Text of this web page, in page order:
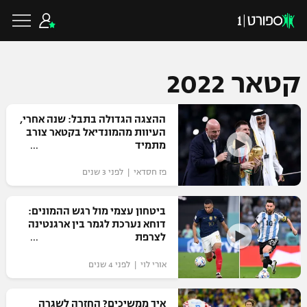
כדורגל ישראלי
ליגת העל
גביע הטוטו
ליגיונרים
גביע המדינה
כדורגל עולמי
ליגת האלופות
ליגה אירופית
ליגה אנגלית
כדורסל ישראלי
ליגת ווינר סל
ליגה לאומית
כדורסל עולמי
NBA
קטאר 2022
ההצגה הגדולה בתבל: שנה אחרי,
העיוות מהמונדיאל בקטאר צורב
מתמיד
פז חסדאי | לפני 3 שנים
ביטחון עצמי מול רגש ההמונים:
דוחא נערכת לגמר בין ארגנטינה
לצרפת
אורי לוי | לפני 4 שנים
איך ממשיכים? החזרה לשגרה